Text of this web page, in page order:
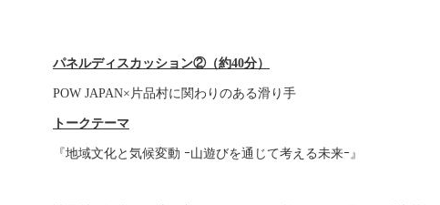
パネルディスカッション②（約40分）
POW JAPAN×片品村に関わりのある滑り手
トークテーマ
『地域文化と気候変動 ｰ山遊びを通じて考える未来ｰ』